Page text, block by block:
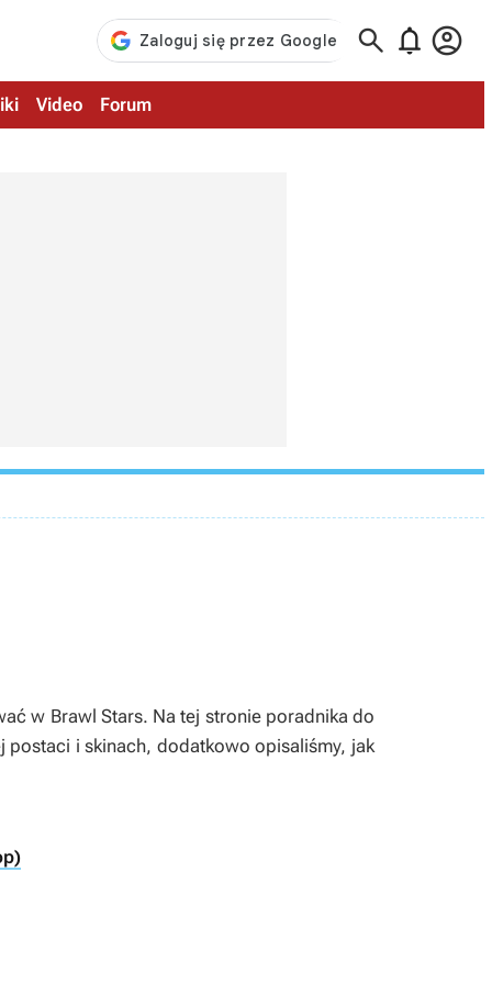
  
Video Forum
w Brawl Stars. Na tej stronie poradnika do
postaci i skinach, dodatkowo opisaliśmy, jak